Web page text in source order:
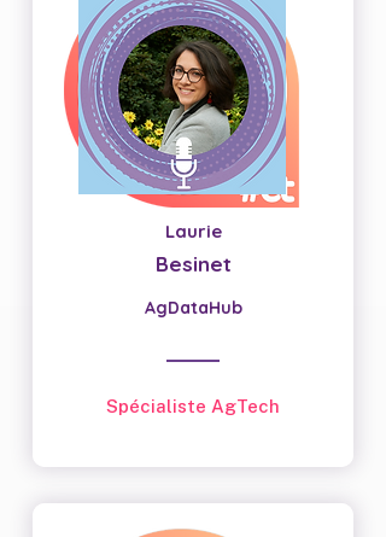
Laurie
Besinet
AgDataHub
Spécialiste AgTech